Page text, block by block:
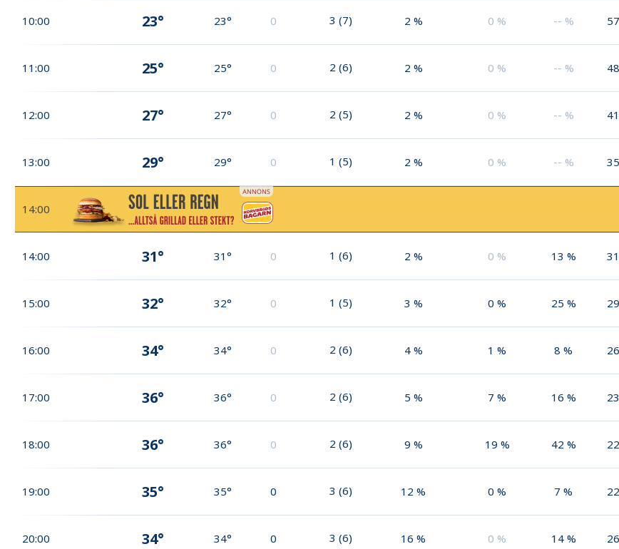
10:00 23° 23° 0 3 (7) 2 % 0 % -- % 57
11:00 25° 25° 0 2 (6) 2 % 0 % -- % 48
12:00 27° 27° 0 2 (5) 2 % 0 % -- % 41
13:00 29° 29° 0 1 (5) 2 % 0 % -- % 35
14:00
14:00 31° 31° 0 1 (6) 2 % 0 % 13 % 31
15:00 32° 32° 0 1 (5) 3 % 0 % 25 % 29
16:00 34° 34° 0 2 (6) 4 % 1 % 8 % 26
17:00 36° 36° 0 2 (6) 5 % 7 % 16 % 23
18:00 36° 36° 0 2 (6) 9 % 19 % 42 % 22
19:00 35° 35° 0 3 (6) 12 % 0 % 7 % 22
20:00 34° 34° 0 3 (6) 16 % 0 % 14 % 26